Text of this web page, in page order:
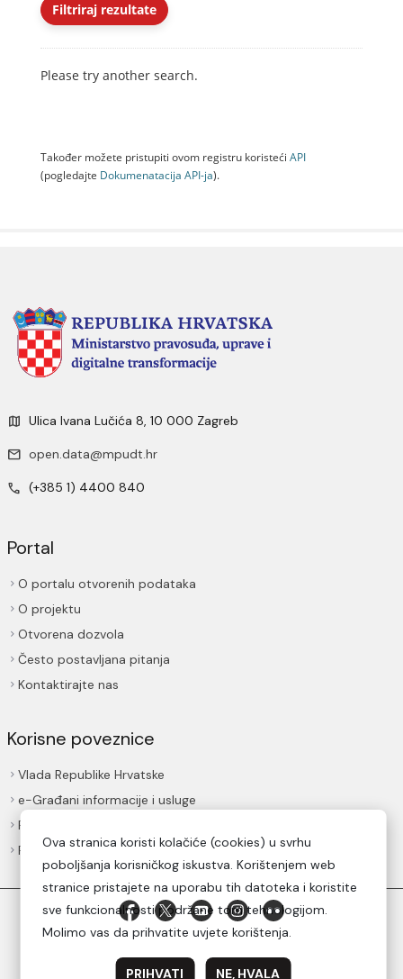
Filtriraj rezultate
Please try another search.
Također možete pristupiti ovom registru koristeći API
(pogledajte Dokumenаtаcijа API-jа).